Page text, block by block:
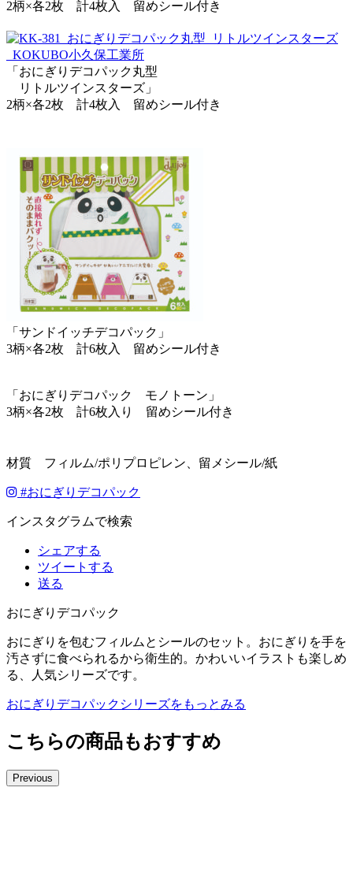
2柄×各2枚 計4枚入 留めシール付き
「おにぎりデコパック丸型
リトルツインスターズ」
2柄×各2枚 計4枚入 留めシール付き
「サンドイッチデコパック」
3柄×各2枚 計6枚入 留めシール付き
「おにぎりデコパック モノトーン」
3柄×各2枚 計6枚入り 留めシール付き
材質 フィルム/ポリプロピレン、留メシール/紙
#おにぎりデコパック
インスタグラムで検索
シェアする
ツイートする
送る
おにぎりデコパック
おにぎりを包むフィルムとシールのセット。おにぎりを手を
汚さずに食べられるから衛生的。かわいいイラストも楽しめ
る、人気シリーズです。
おにぎりデコパックシリーズをもっとみる
こちらの商品もおすすめ
Previous